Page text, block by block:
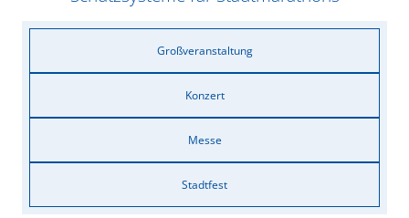
Großveranstaltung
Konzert
Messe
Stadtfest